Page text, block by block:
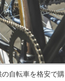
自転車を格安で購